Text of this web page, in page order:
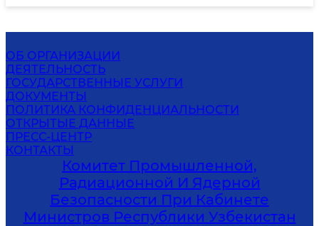
ОБ ОРГАНИЗАЦИИ
ДЕЯТЕЛЬНОСТЬ
ГОСУДАРСТВЕННЫЕ УСЛУГИ
ДОКУМЕНТЫ
ПОЛИТИКА КОНФИДЕНЦИАЛЬНОСТИ
ОТКРЫТЫЕ ДАННЫЕ
ПРЕСС-ЦЕНТР
КОНТАКТЫ
Комитет Промышленной,
Радиационной И Ядерной
Безопасности При Кабинете
Министров Республики Узбекистан